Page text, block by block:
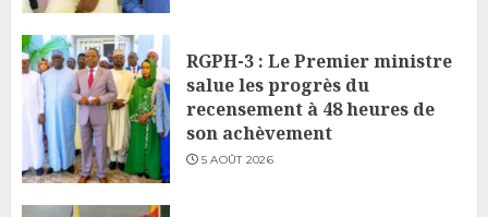
RGPH-3 : Le Premier ministre
salue les progrès du
recensement à 48 heures de
son achèvement
5 AOÛT 2026